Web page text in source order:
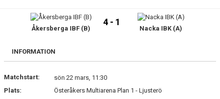
TRUPPEN
BILDGALLERI
KONTAKT
Åkersberga IBF (B)
4 - 1
Nacka IBK (A)
INFORMATION
Matchstart:
sön 22 mars, 11:30
Plats:
Österåkers Multiarena Plan 1 - Ljusterö